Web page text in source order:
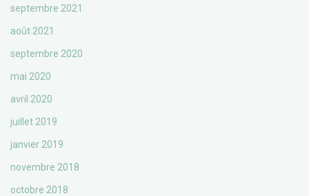
septembre 2021
août 2021
septembre 2020
mai 2020
avril 2020
juillet 2019
janvier 2019
novembre 2018
octobre 2018